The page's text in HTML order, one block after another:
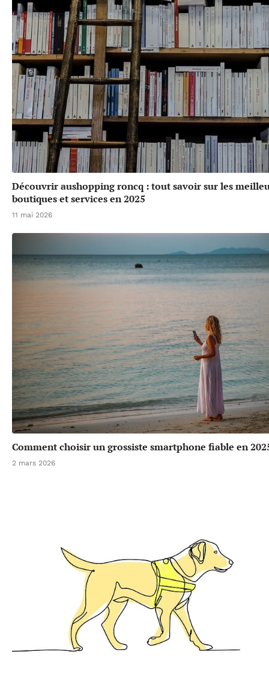
Découvrir aushopping roncq : tout savoir sur les
boutiques et services en 2025
11 mai 2026
Comment choisir un grossiste smartphone fiable en
2 mars 2026